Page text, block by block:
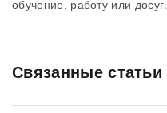
обучение, работу или досуг.
Связанные статьи